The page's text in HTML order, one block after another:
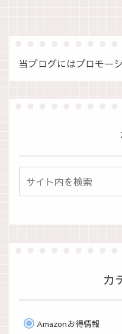
当ブログにはプロモー
カ
Amazonお得情報